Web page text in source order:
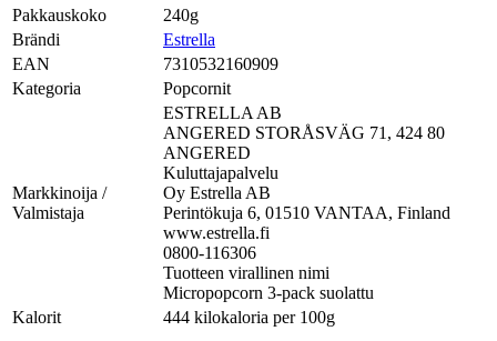
Pakkauskoko
240g
Brändi
Estrella
EAN
7310532160909
Kategoria
Popcornit
Markkinoija /
Valmistaja
ESTRELLA AB
ANGERED STORÅSVÄG 71, 424 80
ANGERED
Kuluttajapalvelu
Oy Estrella AB
Perintökuja 6, 01510 VANTAA, Finland
www.estrella.fi
0800-116306
Tuotteen virallinen nimi
Micropopcorn 3-pack suolattu
Kalorit
444 kilokaloria per 100g